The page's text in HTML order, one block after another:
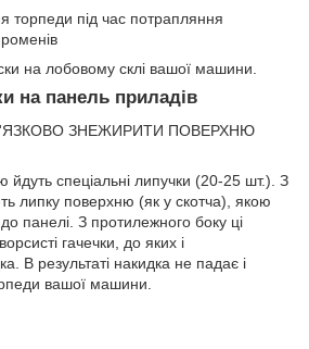
торпеди під час потрапляння
на лобовому склі вашої машини.
на панель приладів
ЗНЕЖИРИТИ ПОВЕРХНЮ
йдуть спеціальні липучки (20-25 шт.). З
липку поверхню (як у скотча), якою
панелі. З протилежного боку ці
гачечки, до яких і
В результаті накидка не падає і
вашої машини.